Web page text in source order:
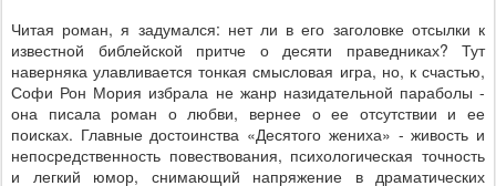
Читая роман, я задумался: нет ли в его заголовке отсылки к
известной библейской притче о десяти праведниках? Тут
наверняка улавливается тонкая смысловая игра, но, к счастью,
Софи Рон Мория избрала не жанр назидательной параболы -
она писала роман о любви, вернее о ее отсутствии и ее
поисках. Главные достоинства «Десятого жениха» - живость и
непосредственность повествования, психологическая точность
и легкий юмор, снимающий напряжение в драматических